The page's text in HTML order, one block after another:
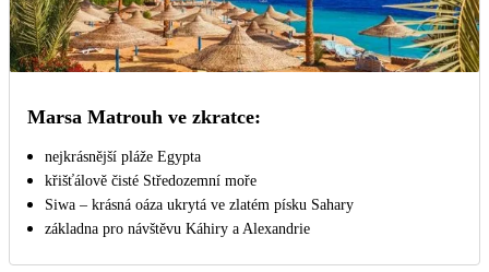
Marsa Matrouh ve zkratce:
nejkrásnější pláže Egypta
křišťálově čisté Středozemní moře
Siwa – krásná oáza ukrytá ve zlatém písku Sahary
základna pro návštěvu Káhiry a Alexandrie